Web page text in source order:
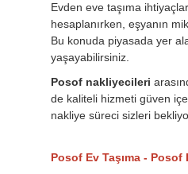
Evden eve taşıma
hesaplanırken, eşyanın
Bu konuda piyasada yer
yaşayabilirsiniz.
Posof nakliyecileri
de kaliteli hizmeti güven
nakliye süreci sizleri
Posof Ev Taşıma - Posof